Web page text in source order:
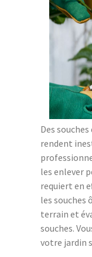
Des
rendent
les enlever
requiert en
les souches
terrain et
souches.
votre jardin